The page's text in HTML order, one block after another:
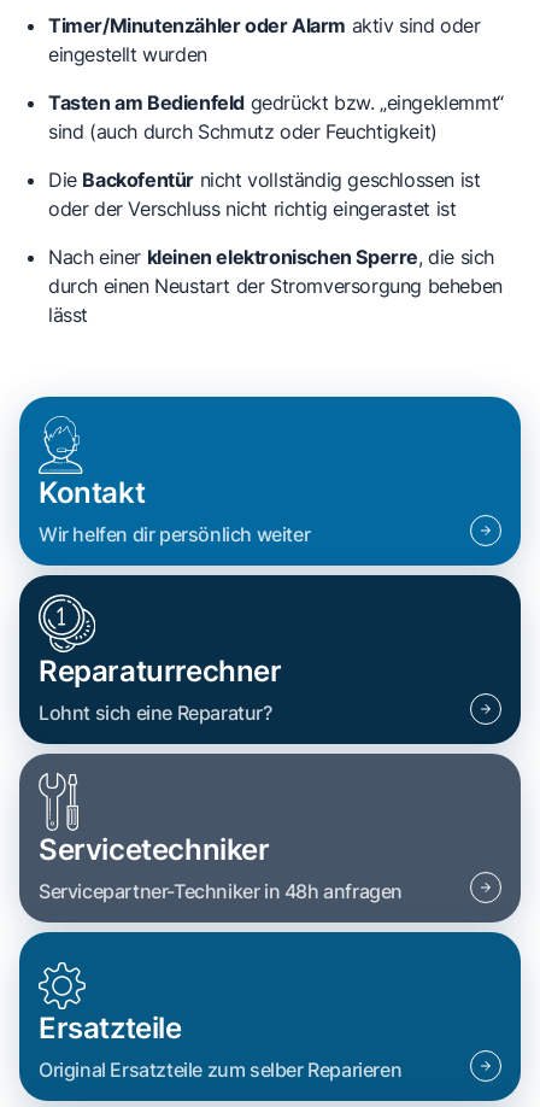
Timer/Minutenzähler oder Alarm aktiv sind oder
eingestellt wurden
Tasten am Bedienfeld gedrückt bzw. „eingeklemmt“
sind (auch durch Schmutz oder Feuchtigkeit)
Die Backofentür nicht vollständig geschlossen ist
oder der Verschluss nicht richtig eingerastet ist
Nach einer kleinen elektronischen Sperre, die sich
durch einen Neustart der Stromversorgung beheben
lässt
Kontakt
Wir helfen dir persönlich weiter
Reparaturrechner
Lohnt sich eine Reparatur?
Servicetechniker
Servicepartner-Techniker in 48h anfragen
Ersatzteile
Original Ersatzteile zum selber Reparieren